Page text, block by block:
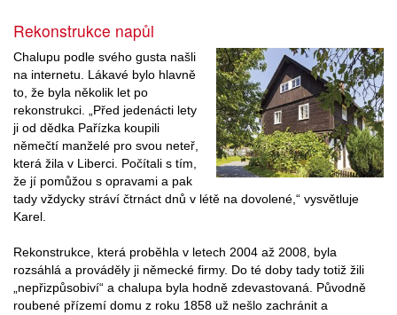
Rekonstrukce napůl
Chalupu podle svého gusta našli
na internetu. Lákavé bylo hlavně
to, že byla několik let po
rekonstrukci. „Před jedenácti lety
ji od dědka Pařízka koupili
němečtí manželé pro svou neteř,
která žila v Liberci. Počítali s tím,
že jí pomůžou s opravami a pak
tady vždycky stráví čtrnáct dnů v létě na dovolené,“ vysvětluje
Karel.
Rekonstrukce, která proběhla v letech 2004 až 2008, byla
rozsáhlá a prováděly ji německé firmy. Do té doby tady totiž žili
„nepřizpůsobiví“ a chalupa byla hodně zdevastovaná. Původně
roubené přízemí domu z roku 1858 už nešlo zachránit a